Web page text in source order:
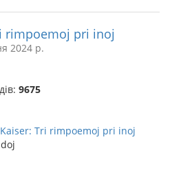
rimpoemoj pri inoj
2024 р.
9675
Tri rimpoemoj pri inoj